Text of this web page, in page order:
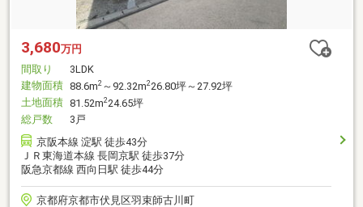
3,680万円
間取り
3LDK
建物面積 88.6m2 ～92.32m226.80坪～27.92坪
土地面積 81.52m224.65坪
総戸数
3戸
京阪本線 淀駅 徒歩43分
ＪＲ東海道本線 長岡京駅 徒歩37分
阪急京都線 西向日駅 徒歩44分
京都府京都市伏見区羽束師古川町